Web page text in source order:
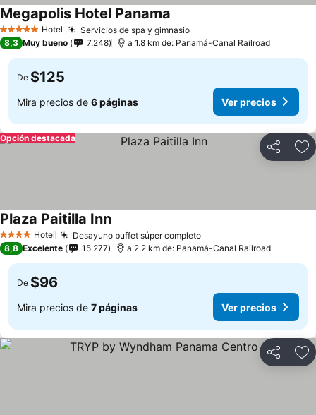
5 Estrellas Hotel Servicios de spa y gimnasioVer precios
Megapolis Hotel Panama
8,3 Muy bueno 7.248 a 1.8 km de: Panamá-Canal Railroad
De $125
Mira precios de 6 páginas Ver precios
Compartir
Opción destacada
4 EstrellasHotel Desayuno buffet súper completoVer precios
Plaza Paitilla InnVer precios
8,8 Excelente 15.277 a 2.2 km de: Panamá-Canal Railroad
De $96
Mira precios de 7 páginas Ver precios
Compartir